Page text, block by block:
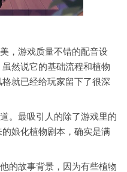
，游戏质量不错的配音设
然说它的基础流程和植物
就已经给玩家留下了很深
。最吸引人的除了游戏里的
娘化植物剧本，确实是满
的故事背景，因为有些植物